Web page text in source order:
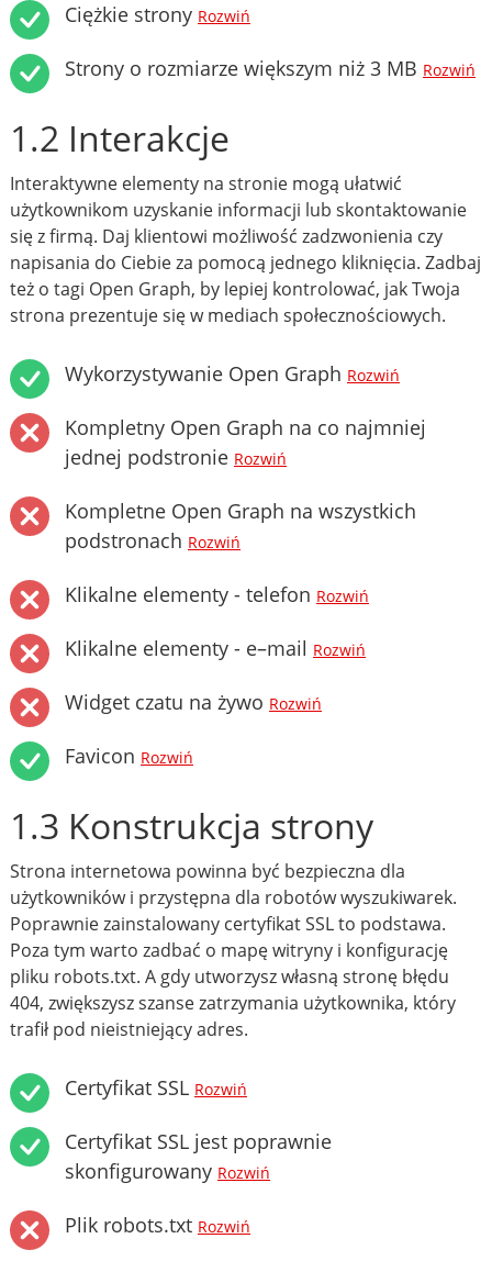
Ciężkie strony Rozwiń
Strony o rozmiarze większym niż 3 MB Rozwiń
1.2 Interakcje
Interaktywne elementy na stronie mogą ułatwić
użytkownikom uzyskanie informacji lub skontaktowanie
się z firmą. Daj klientowi możliwość zadzwonienia czy
napisania do Ciebie za pomocą jednego kliknięcia. Zadbaj
też o tagi Open Graph, by lepiej kontrolować, jak Twoja
strona prezentuje się w mediach społecznościowych.
Wykorzystywanie Open Graph Rozwiń
Kompletny Open Graph na co najmniej
jednej podstronie Rozwiń
Kompletne Open Graph na wszystkich
podstronach Rozwiń
Klikalne elementy - telefon Rozwiń
Klikalne elementy - e–mail Rozwiń
Widget czatu na żywo Rozwiń
Favicon Rozwiń
1.3 Konstrukcja strony
Strona internetowa powinna być bezpieczna dla
użytkowników i przystępna dla robotów wyszukiwarek.
Poprawnie zainstalowany certyfikat SSL to podstawa.
Poza tym warto zadbać o mapę witryny i konfigurację
pliku robots.txt. A gdy utworzysz własną stronę błędu
404, zwiększysz szanse zatrzymania użytkownika, który
trafił pod nieistniejący adres.
Certyfikat SSL Rozwiń
Certyfikat SSL jest poprawnie
skonfigurowany Rozwiń
Plik robots.txt Rozwiń